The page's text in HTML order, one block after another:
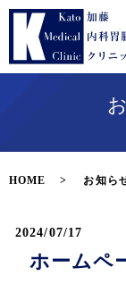
HOME お知ら
2024/07/17
ホームペ